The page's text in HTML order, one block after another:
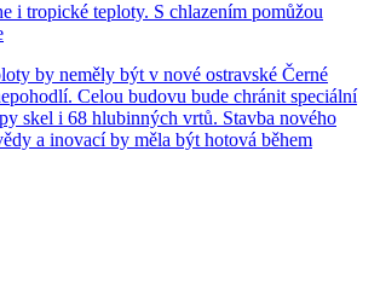
i tropické teploty. S chlazením pomůžou
by neměly být v nové ostravské Černé
Celou budovu bude chránit speciální
skel i 68 hlubinných vrtů. Stavba nového
a inovací by měla být hotová během